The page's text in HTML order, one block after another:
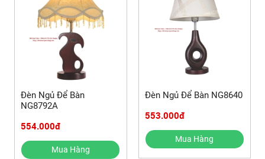
Đèn Ngủ Để Bàn
NG8792A
554.000đ
Mua Hàng
Đèn Ngủ Để Bàn NG8640
553.000đ
Mua Hàng